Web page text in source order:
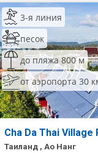
3-я линия
песок
до пляжа 800 м
от аэропорта 30
Cha Da Thai
Таиланд , Ао Нанг